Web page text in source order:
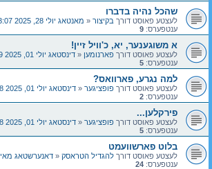
שהכל נהיה בדברו
לעצטע פאוסט דורך בקיצור « מאנטאג יולי 28, 2025 3:07 pm
ענטפערס: 9
א משוגענער, יא, כ'וויל זיין!
לעצטע פאוסט דורך פארנומען « דינסטאג יולי 01, 2025 10:29 pm
ענטפערס: 5
למה נגרע, פארוואס?
לעצטע פאוסט דורך פופציגער « דינסטאג יולי 01, 2025 9:08 pm
ענטפערס: 2
פירקלען...
לעצטע פאוסט דורך פופציגער « דינסטאג יולי 01, 2025 9:08 pm
ענטפערס: 5
בלוט פארשוועמט
לעצטע פאוסט דורך להגדיל הטראסק « דאנערשטאג מאי 08, 2025 7:37 pm
ענטפערס: 24